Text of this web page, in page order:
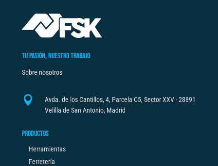
TU PASIÓN, NUESTRO TRABAJO
Sobre nosotros

Avda. de los Cantillos, 4, Parcela C5, Sector XXV · 28891
Velilla de San Antonio, Madrid
PRODUCTOS
Herramientas
Ferretería